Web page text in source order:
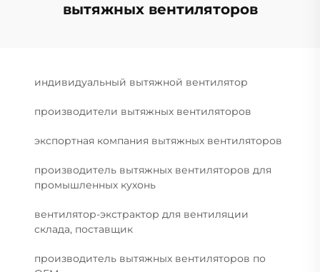
вытяжных вентиляторов
индивидуальный вытяжной вентилятор
производители вытяжных вентиляторов
экспортная компания вытяжных вентиляторов
производитель вытяжных вентиляторов для
промышленных кухонь
вентилятор-экстрактор для вентиляции
склада, поставщик
производитель вытяжных вентиляторов по